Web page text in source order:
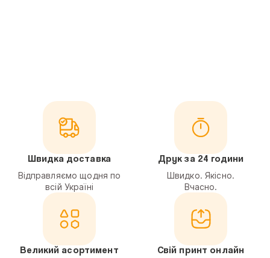
Швидка доставка
Відправляємо щодня по
всій Україні
Друк за 24 години
Швидко. Якісно.
Вчасно.
Великий асортимент Свій принт онлайн